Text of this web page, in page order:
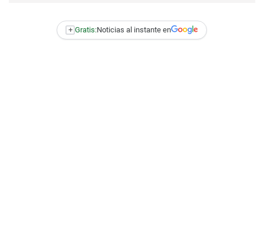
+ Gratis:Noticias al instante en